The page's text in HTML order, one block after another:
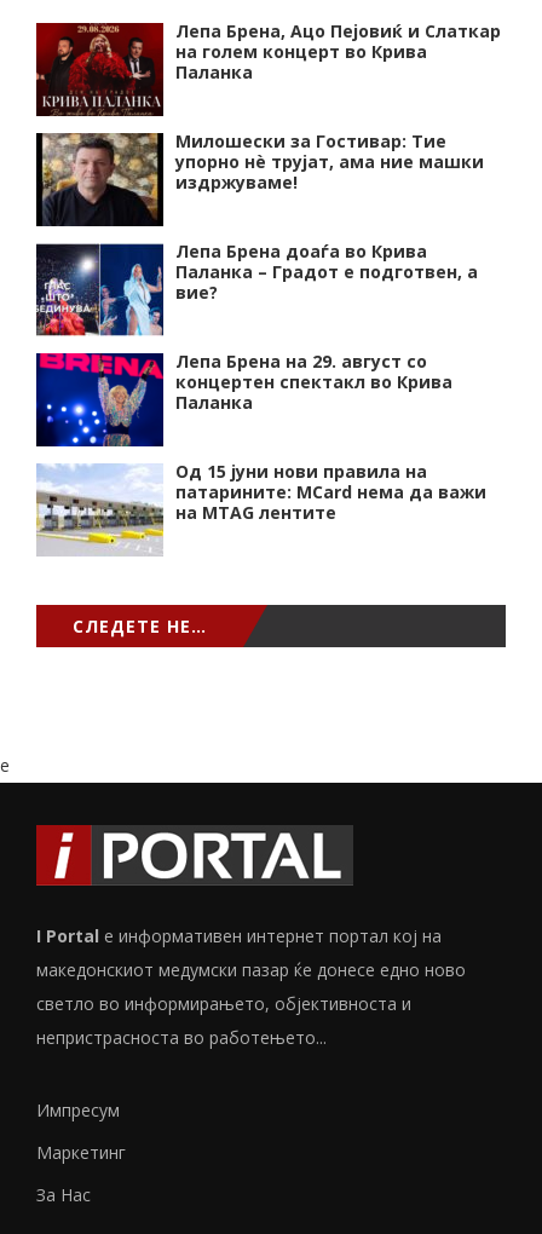
Лепа Брена, Ацо Пејовиќ и Слаткар
на голем концерт во Крива
Паланка
Милошески за Гостивар: Тие
упорно нѐ трујат, ама ние машки
издржуваме!
Лепа Брена доаѓа во Крива
Паланка – Градот е подготвен, а
вие?
Лепа Брена на 29. август со
концертен спектакл во Крива
Паланка
Од 15 јуни нови правила на
патарините: MCard нема да важи
на MTAG лентите
СЛЕДЕТЕ НЕ…
e
I Portal е информативен интернет портал кој на
македонскиот медумски пазар ќе донесе едно ново
светло во информирањето, објективноста и
непристрасноста во работењето...
Импресум
Маркетинг
За Нас